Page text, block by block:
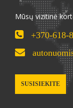
Mūsų vizitinė
+370-618-
SUSISIEKITE